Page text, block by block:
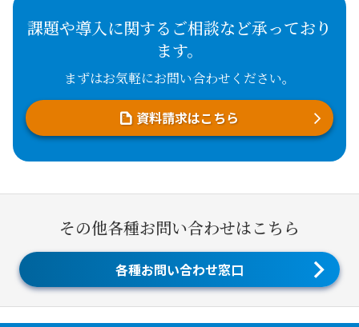
課題や導入に関するご相談など承っており
ます。
まずはお気軽にお問い合わせください。
資料請求はこちら
その他各種お問い合わせはこちら
各種お問い合わせ窓口